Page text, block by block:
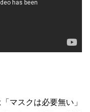
マスクは必要無い」